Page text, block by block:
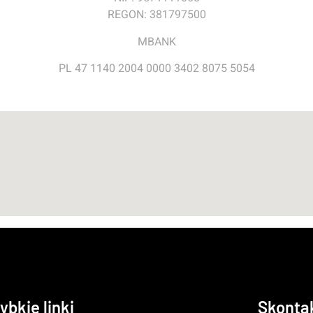
REGON: 381797500
MBANK
PL 47 1140 2004 0000 3402 8075 5054
linki